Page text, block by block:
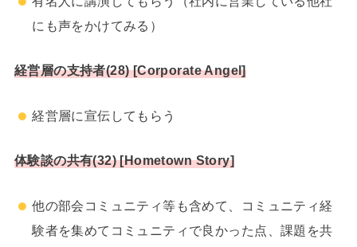
にも声をかけてみる）
経営層の支持者(28) [Corporate Angel]
経営層に宣伝してもらう
体験談の共有(32) [Hometown Story]
他の部会コミュニティ等も含めて、コミュニティ経
験者を集めてコミュニティで良かった点、課題を共